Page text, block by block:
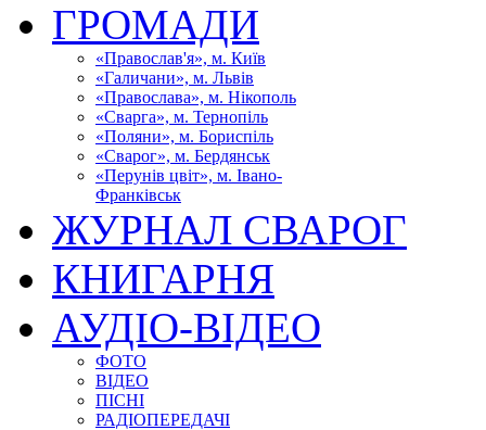
ГРОМАДИ
«Православ'я», м. Київ
«Галичани», м. Львів
«Православа», м. Нікополь
«Сварга», м. Тернопіль
«Поляни», м. Бориспіль
«Сварог», м. Бердянськ
«Перунів цвіт», м. Івано-
Франківськ
ЖУРНАЛ СВАРОГ
КНИГАРНЯ
АУДІО-ВІДЕО
ФОТО
ВІДЕО
ПІСНІ
РАДІОПЕРЕДАЧІ